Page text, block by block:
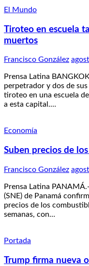
El Mundo
Tiroteo en escuela
muertos
Francisco González
Prensa Latina
perpetrador y dos de
tiroteo en una escuela
a esta capital.…
Economía
Suben precios de
Francisco González
Prensa Latina
(SNE) de Panamá
precios de los
semanas, con…
Portada
Trump firma nueva